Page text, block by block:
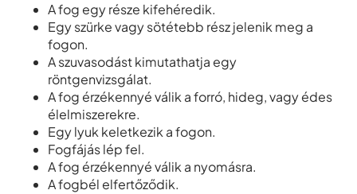
A fog egy része kifehéredik.
Egy szürke vagy sötétebb rész jelenik meg a
fogon.
A szuvasodást kimutathatja egy
röntgenvizsgálat.
A fog érzékennyé válik a forró, hideg, vagy édes
élelmiszerekre.
Egy lyuk keletkezik a fogon.
Fogfájás lép fel.
A fog érzékennyé válik a nyomásra.
A fogbél elfertőződik.